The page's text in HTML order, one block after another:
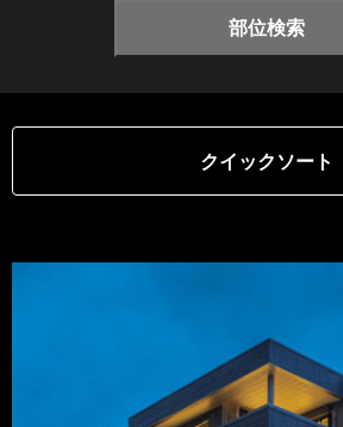
部位検索
クイックソート